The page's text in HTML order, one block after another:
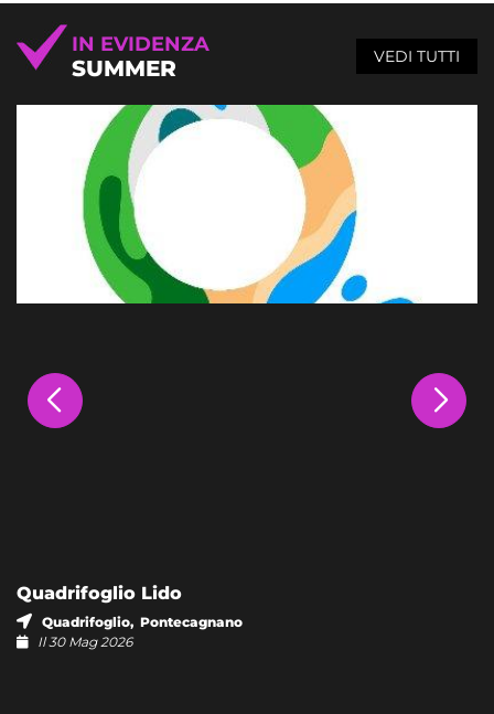
IN EVIDENZA
SUMMER VEDI TUTTI
Quadrifoglio Lido
Quadrifoglio, Pontecagnano
Il 30 Mag 2026